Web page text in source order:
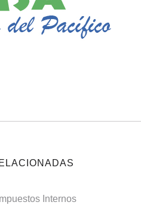
Internos